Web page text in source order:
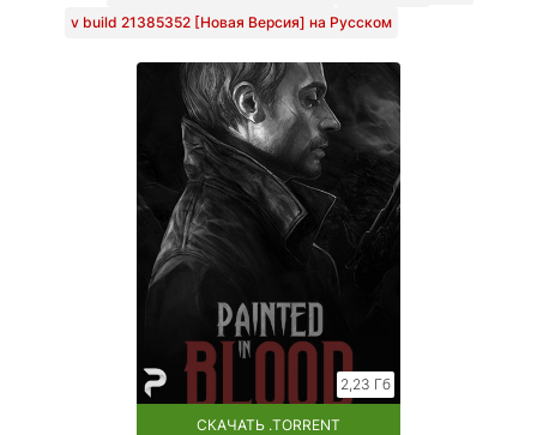
v build 21385352 [Новая Версия] на Русском
2,23 Гб
СКАЧАТЬ .TORRENT